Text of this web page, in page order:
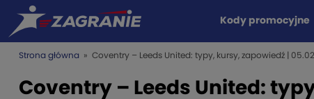
Kody promocyjne
Strona główna » Coventry – Leeds United: typy, kursy, zapowiedź |
Coventry – Leeds United: